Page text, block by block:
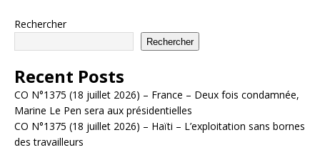
Rechercher
Rechercher
Recent Posts
CO N°1375 (18 juillet 2026) – France – Deux fois condamnée,
Marine Le Pen sera aux présidentielles
CO N°1375 (18 juillet 2026) – Haïti – L’exploitation sans bornes
des travailleurs